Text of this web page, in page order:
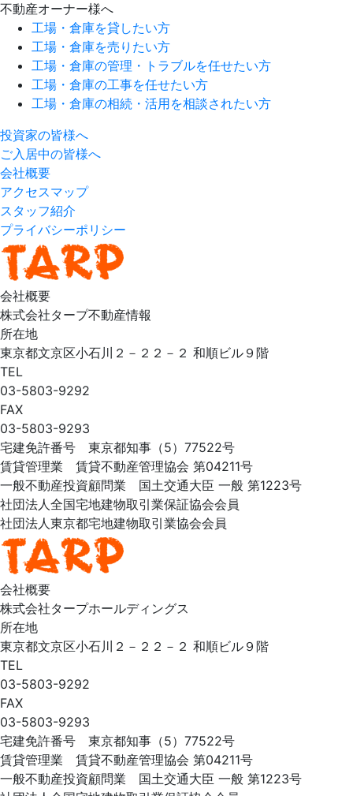
不動産オーナー様へ
工場・倉庫を貸したい方
工場・倉庫を売りたい方
工場・倉庫の管理・トラブルを任せたい方
工場・倉庫の工事を任せたい方
工場・倉庫の相続・活用を相談されたい方
投資家の皆様へ
ご入居中の皆様へ
会社概要
アクセスマップ
スタッフ紹介
プライバシーポリシー
会社概要
株式会社タープ不動産情報
所在地
東京都文京区小石川２－２２－２ 和順ビル９階
TEL
03-5803-9292
FAX
03-5803-9293
宅建免許番号 東京都知事（5）77522号
賃貸管理業 賃貸不動産管理協会 第04211号
一般不動産投資顧問業 国土交通大臣 一般 第1223号
社団法人全国宅地建物取引業保証協会会員
社団法人東京都宅地建物取引業協会会員
会社概要
株式会社タープホールディングス
所在地
東京都文京区小石川２－２２－２ 和順ビル９階
TEL
03-5803-9292
FAX
03-5803-9293
宅建免許番号 東京都知事（5）77522号
賃貸管理業 賃貸不動産管理協会 第04211号
一般不動産投資顧問業 国土交通大臣 一般 第1223号